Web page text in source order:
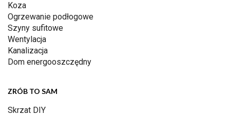
Koza
Ogrzewanie podłogowe
Szyny sufitowe
Wentylacja
Kanalizacja
Dom energooszczędny
ZRÓB TO SAM
Skrzat DIY